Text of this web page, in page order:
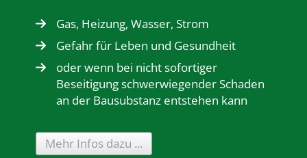
Gas, Heizung, Wasser, Strom
Gefahr für Leben und Gesundheit
oder wenn bei nicht sofortiger
Beseitigung schwerwiegender Schaden
an der Bausubstanz entstehen kann
Mehr Infos dazu ...